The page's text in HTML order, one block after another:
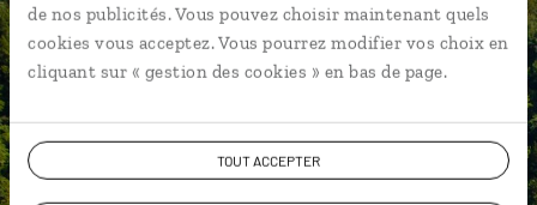
de nos publicités. Vous pouvez choisir maintenant quels
cookies vous acceptez. Vous pourrez modifier vos choix en
cliquant sur « gestion des cookies » en bas de page.
TOUT ACCEPTER
Les plus belles anses et criques
géolocalisées
L'album souvenirs à composer